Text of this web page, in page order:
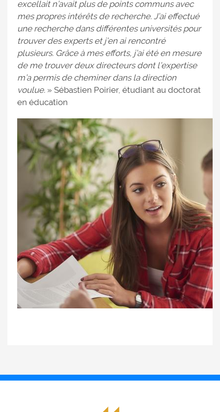
excellait n’avait plus de points communs avec
mes propres intérêts de recherche. J’ai effectué
une recherche dans différentes universités pour
trouver des experts et j’en ai rencontré
plusieurs. Grâce à mes efforts, j’ai été en mesure
de me trouver deux directeurs dont l’expertise
m’a permis de cheminer dans la direction
voulue. » Sébastien Poirier, étudiant au doctorat
en éducation